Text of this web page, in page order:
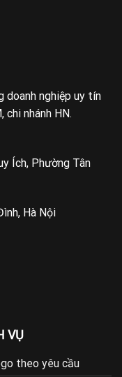
doanh nghiệp uy tín
nhánh HN.
Ích, Phường Tân
Hà Nội
VỤ
theo yêu cầu